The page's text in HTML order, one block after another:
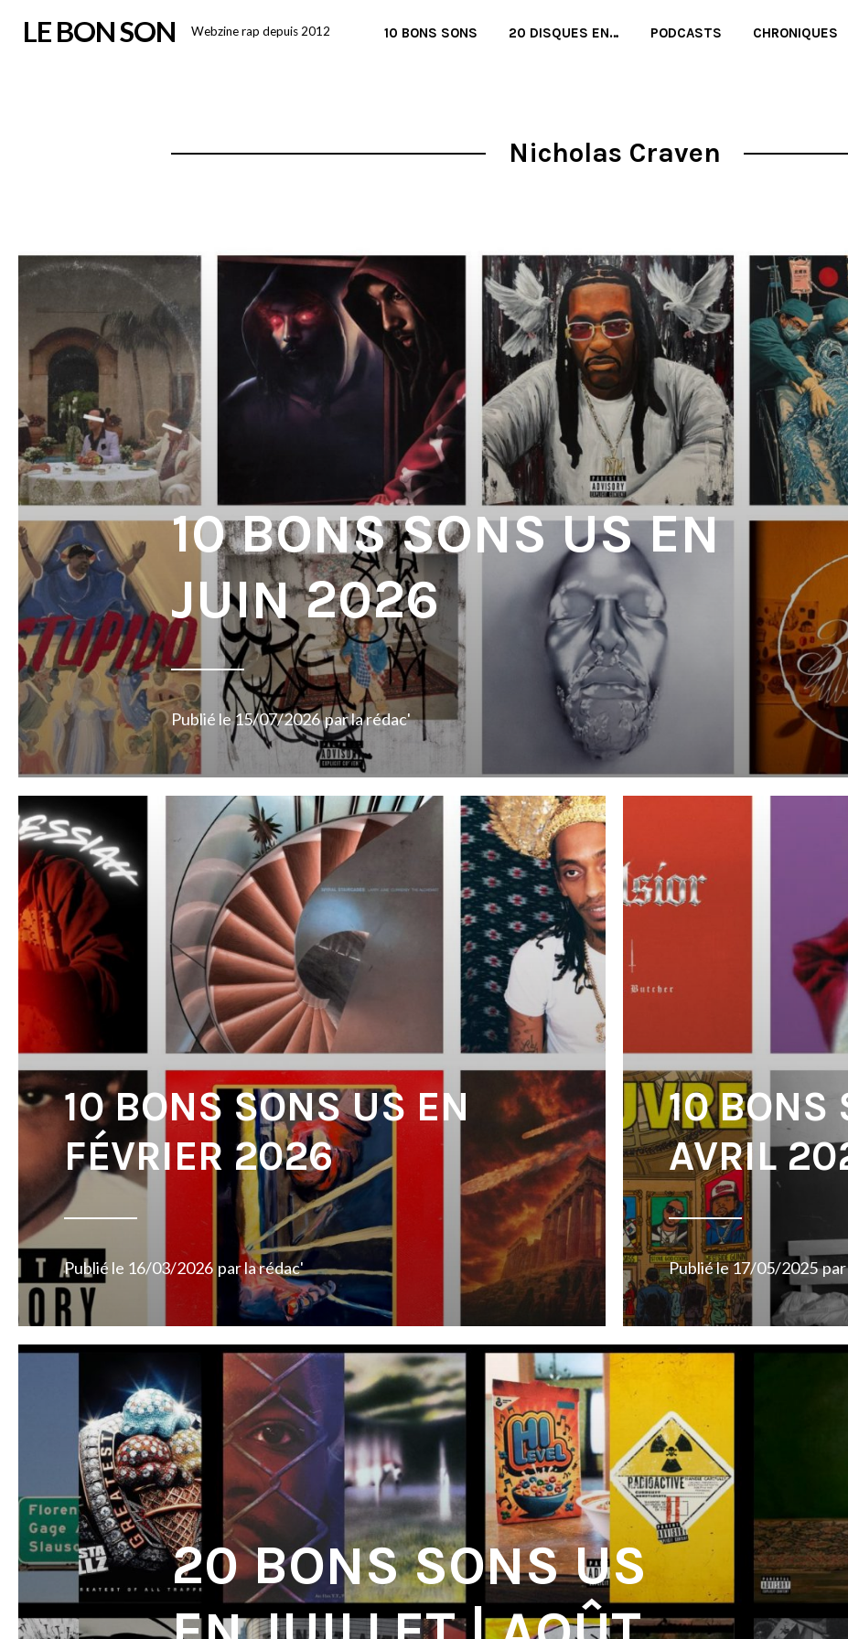
LE BON SON Webzine rap depuis 2012 10 BONS SONS 20 DISQUES EN… PODCASTS CHRONIQUES
Nicholas Craven
10 BONS SONS US EN
JUIN 2026
Publié le15/07/2026 parla rédac'
10 BONS SONS US EN
FÉVRIER 2026
Publié le 16/03/2026 parla rédac'
10 BONS
AVRIL
Publié le17/05/2025 par
20 BONS SONS US